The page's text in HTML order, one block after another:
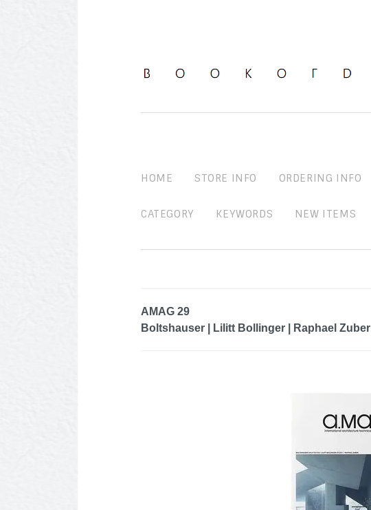
HOME STORE INFO ORDERING INFO
CATEGORY KEYWORDS NEW ITEMS
AMAG 29
Boltshauser | Lilitt Bollinger | Raphael Zuber